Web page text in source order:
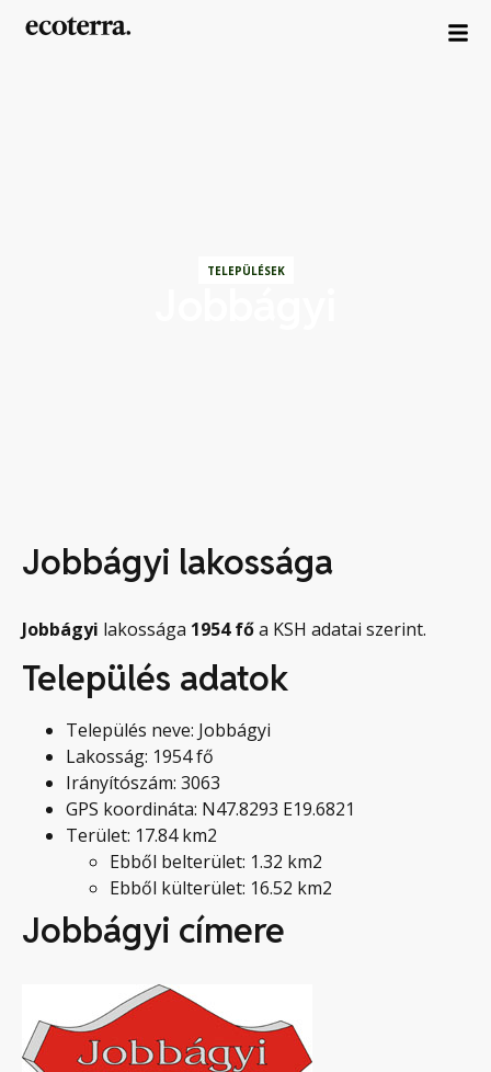
TELEPÜLÉSEK
Jobbágyi lakossága
Jobbágyi lakossága 1954 főa KSH adatai szerint.
Település adatok
Település neve: Jobbágyi
Lakosság: 1954 fő
Irányítószám: 3063
GPS koordináta: N47.8293 E19.6821
Terület: 17.84 km2
Ebből belterület: 1.32 km2
Ebből külterület: 16.52 km2
Jobbágyi címere